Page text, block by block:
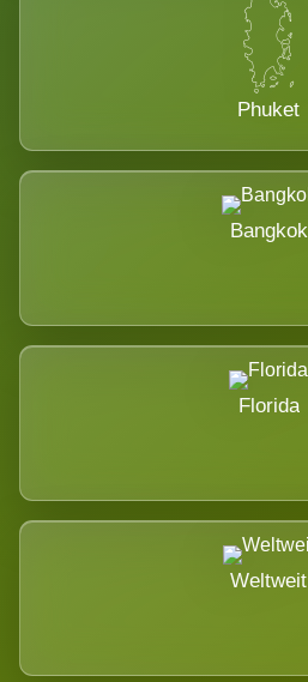
Phuket
Bangkok
Florida
Weltweit